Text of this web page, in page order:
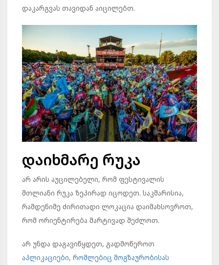
დაკარგვას თავიდან აიცილებთ.
დაიხმარე რუკა
არ არის აუცილებელი, რომ ფესტივალის
მთლიანი რუკა ზეპირად იცოდეთ. საკმარისია,
რამდენიმე ძირითადი ლოკაცია დაიმახსოვროთ,
რომ ორიენტირება მარტივად შეძლოთ.
არ უნდა დაგავიწყდეთ, გადმოწეროთ
აპლიკაციები, რომლებიც მოგზაურობისას